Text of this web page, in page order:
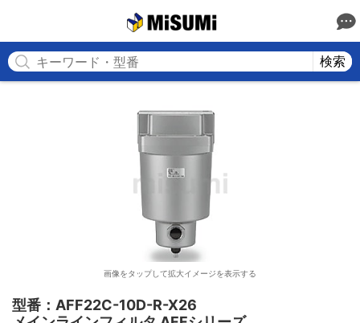
検索
画像をタップして拡大イメージを表示する
型番：AFF22C-10D-R-X26